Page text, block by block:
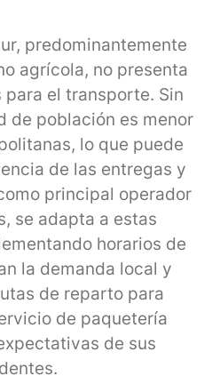
predominantemente
agrícola, no presenta
el transporte. Sin
de población es menor
lo que puede
de las entregas y
principal operador
se adapta a estas
horarios de
la demanda local y
de reparto para
de paquetería
de sus